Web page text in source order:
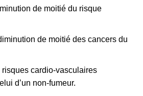
de moitié du risque
de moitié des cancers du
risques cardio-vasculaires
d’un non-fumeur.